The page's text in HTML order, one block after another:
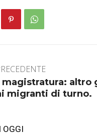
altro
migranti di turno.
OGGI